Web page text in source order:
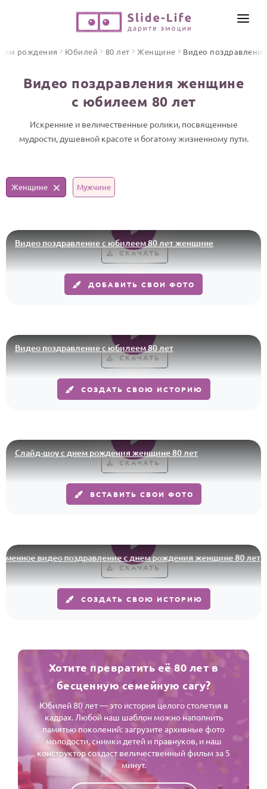
ПО ФОРМАТУ
Видео поздравления
Песни поздравления
Стихи и тексты
Юбилей
Свадьба
Выпускной HOT
КОМУ
Женщине
Мужчине
Все родственники
Пожелания
ИНСТРУМЕНТЫ
ЦЕНЫ
рождения Юбилей 80 лет Женщине Видео поздравления
Видео поздравления женщине
с юбилеем 80 лет
Искренние и величественные ролики, посвященные
мудрости, душевной красоте и богатому жизненному пути.
Женщине Мужчине
Видео поздравление с юбилеем 80 лет женщине
СКАЧАТЬ
ДОБАВИТЬ СВОИ ФОТО
Видео поздравление с юбилеем 80 лет
СКАЧАТЬ
СОЗДАТЬ СВОЮ ИСТОРИЮ
Слайд-шоу с днем рождения женщине 80 лет
СКАЧАТЬ
ВСТАВИТЬ СВОИ ФОТО
видео поздравление с днем рождения женщине 80 лет
СКАЧАТЬ
СОЗДАТЬ СВОЮ ИСТОРИЮ
Хотите превратить её 80 лет в
бесценную семейную сагу?
Юбилей 80 лет — это история целого столетия в
кадрах. Любой наш шаблон можно наполнить
памятью поколений: загрузите архивные фото
молодости, снимки детей и правнуков, и наш
конструктор создаст величественный фильм за 5
минут.